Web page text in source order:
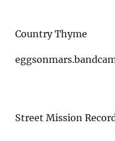
Country Thyme
Street Mission